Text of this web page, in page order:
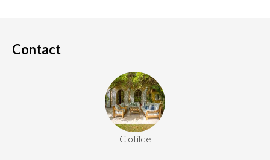
Contact
Clotilde